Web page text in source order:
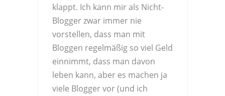
klappt. Ich kann mir als Nicht-
Blogger zwar immer nie
vorstellen, dass man mit
Bloggen regelmäßig so viel Geld
einnimmt, dass man davon
leben kann, aber es machen ja
viele Blogger vor (und ich